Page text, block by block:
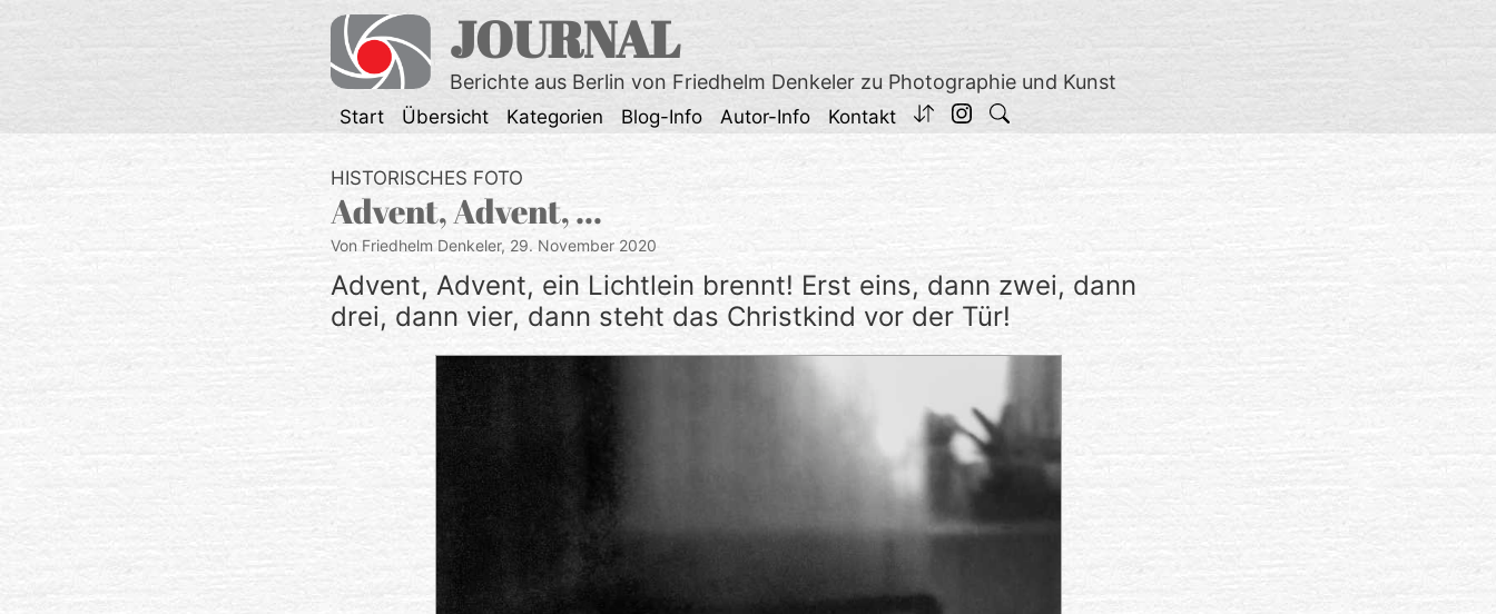
JOURNAL
Berichte aus Berlin von Friedhelm Denkeler zu Photographie und Kunst
Start Übersicht Kategorien Blog-Info Autor-Info Kontakt
HISTORISCHES FOTO
Advent, Advent, …
Von Friedhelm Denkeler, 29. November 2020
Advent, Advent, ein Lichtlein brennt! Erst eins, dann zwei, dann
drei, dann vier, dann steht das Christkind vor der Tür!